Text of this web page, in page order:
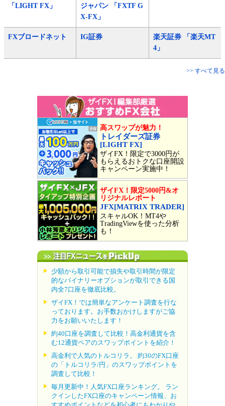
「LIGHT FX」
ジャパン 「FXTF G
X-FX」
FXブロードネット IG証券
楽天証券 「楽天MT
4」
>> すべて見る
高スワップが魅力！
トレイダーズ証券
[LIGHT FX]
ザイFX！限定で3000円が
もらえるおトクな口座開設
キャンペーン実施中！
ザイFX！限定5000円&オ
リジナルレポート
JFX[MATRIX TRADER]
スキャルOK！MT4や
TradingViewを使った分析
も！
少額から取引可能で損失や取引時間が限定
的なバイナリーオプションが取引できる国
内全7口座を徹底比較。
ザイFX！では簡単なアンケート調査を行な
っております。お手数おかけしますがご協
力をお願いいたします！
約40口座を調査して比較！高金利通貨を含
む12通貨ペアのスワップポイントを紹介！
高金利で人気のトルコリラ。 約30のFX口座
の「トルコリラ/円」のスワップポイントを
調査して比較！
毎月更新中！人気FX口座ランキング。 ラン
クインしたFX口座のキャンペーン情報、お